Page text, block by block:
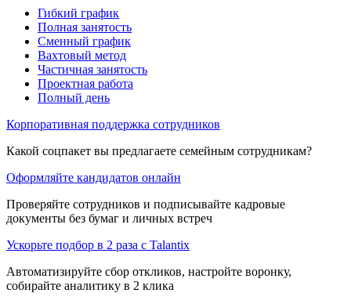
Гибкий график
Полная занятость
Сменный график
Вахтовый метод
Частичная занятость
Проектная работа
Полный день
Корпоративная поддержка сотрудников
Какой соцпакет вы предлагаете семейным сотрудникам?
Оформляйте кандидатов онлайн
Проверяйте сотрудников и подписывайте кадровые
документы без бумаг и личных встреч
Ускорьте подбор в 2 раза с Talantix
Автоматизируйте сбор откликов, настройте воронку,
собирайте аналитику в 2 клика